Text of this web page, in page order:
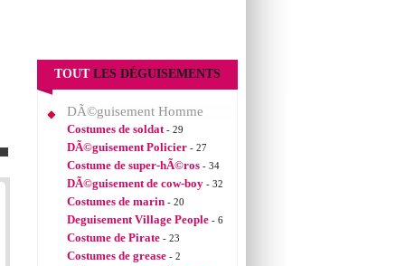
TOUT LES DÉGUISEMENTS
DÃ©guisement Homme
Costumes de soldat - 29
DÃ©guisement Policier - 27
Costume de super-hÃ©ros - 34
DÃ©guisement de cow-boy - 32
Costumes de marin - 20
Deguisement Village People - 6
Costume de Pirate - 23
Costumes de grease - 2